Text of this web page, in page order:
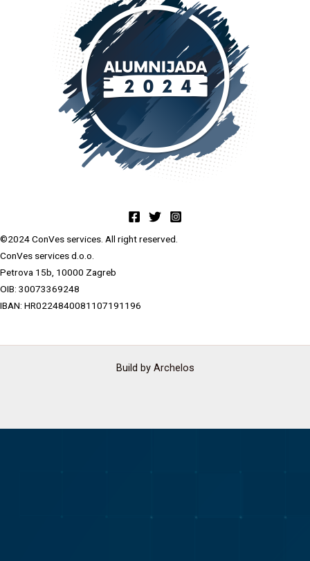
©2024 ConVes services. All right reserved.
ConVes services d.o.o.
Petrova 15b, 10000 Zagreb
OIB: 30073369248
IBAN: HR0224840081107191196
Build by Archelos